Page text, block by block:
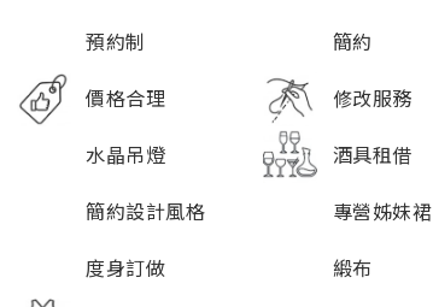
預約制
簡約
價格合理
修改服務
水晶吊燈
酒具租借
簡約設計風格
專營姊妹裙
度身訂做
緞布